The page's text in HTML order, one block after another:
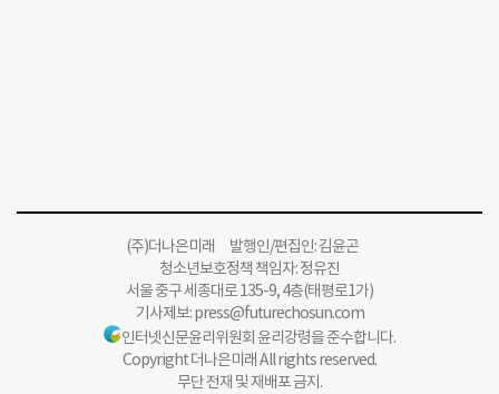
(주)더나은미래 발행인/편집인: 김윤곤
청소년보호정책 책임자: 정유진
서울 중구 세종대로 135-9, 4층(태평로1가)
기사제보:press@futurechosun.com
인터넷신문윤리위원회 윤리강령을 준수합니다.
Copyright 더나은미래 All rights reserved.
무단 전재 및 재배포 금지.